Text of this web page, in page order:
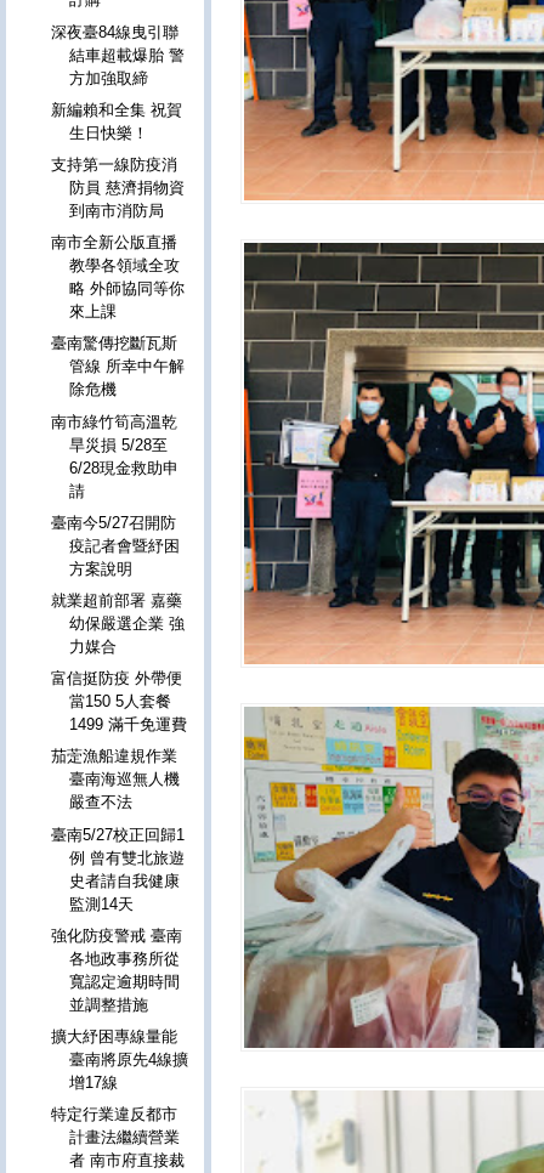
深夜臺84線曳引聯
結車超載爆胎 警
方加強取締
新編賴和全集 祝賀
生日快樂！
支持第一線防疫消
防員 慈濟捐物資
到南市消防局
南市全新公版直播
教學各領域全攻
略 外師協同等你
來上課
臺南驚傳挖斷瓦斯
管線 所幸中午解
除危機
南市綠竹筍高溫乾
旱災損 5/28至
6/28現金救助申
請
臺南今5/27召開防
疫記者會暨紓困
方案說明
就業超前部署 嘉藥
幼保嚴選企業 強
力媒合
富信挺防疫 外帶便
當150 5人套餐
1499 滿千免運費
茄萣漁船違規作業
臺南海巡無人機
嚴查不法
臺南5/27校正回歸1
例 曾有雙北旅遊
史者請自我健康
監測14天
強化防疫警戒 臺南
各地政事務所從
寬認定逾期時間
並調整措施
擴大紓困專線量能
臺南將原先4線擴
增17線
特定行業違反都市
計畫法繼續營業
者 南市府直接裁